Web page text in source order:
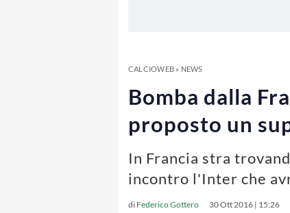
CALCIOWEB» NEWS
Bomba dalla
proposto un
In Francia stra
incontro l'Inter che
di Federico Gottero 30 Ott 2016 | 15:26